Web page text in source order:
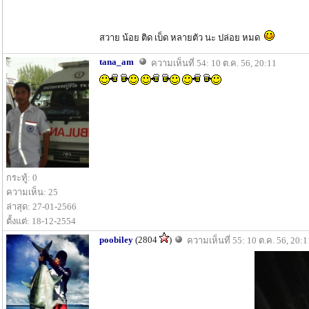
สวาย น้อย ติด เบ็ด หลายตัว นะ ปล่อย หมด
กระทู้: 0
ความเห็น: 25
ล่าสุด: 27-01-2566
ตั้งแต่: 18-12-2554
tana_am ความเห็นที่ 54: 10 ต.ค. 56, 20:11
poobiley (2804 ) ความเห็นที่ 55: 10 ต.ค. 56,